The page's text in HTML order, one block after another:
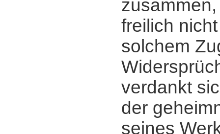
freilich
solchem
verdankt
der
seines